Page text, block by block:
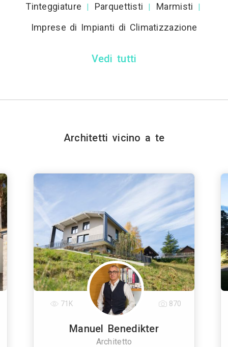
Tinteggiature
| Parquettisti | Marmisti |
Imprese di Impianti di Climatizzazione
Vedi tutti
Architetti vicino a te
Manuel Benedikter
Architetto
71K 870